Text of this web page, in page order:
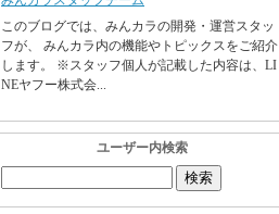
このブログでは、みんカラの開発・運営スタッ
フが、 みんカラ内の機能やトピックスをご紹介
します。 ※スタッフ個人が記載した内容は、LI
NEヤフー株式会...
ユーザー内検索